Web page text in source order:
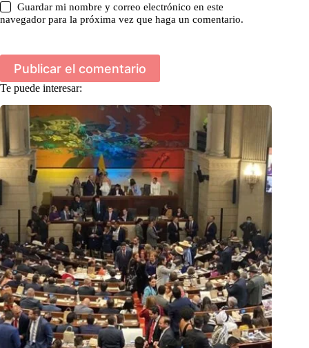
Guardar mi nombre y correo electrónico en este
navegador para la próxima vez que haga un comentario.
Publicar el comentario
Te puede interesar: